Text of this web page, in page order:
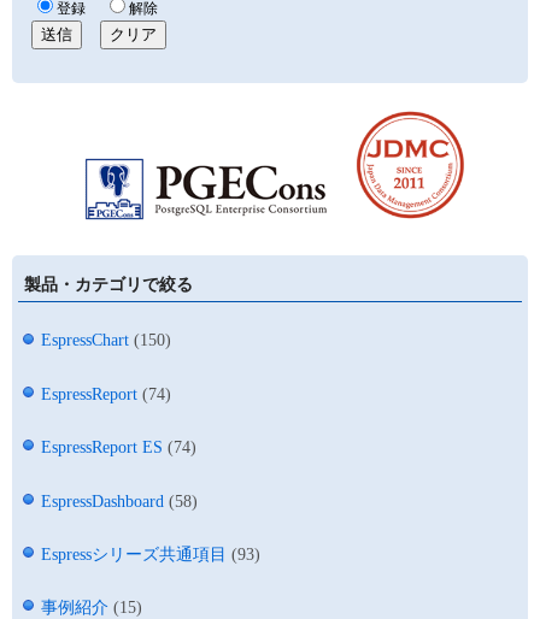
製品・カテゴリで絞る
EspressChart (150)
EspressReport (74)
EspressReport ES (74)
EspressDashboard (58)
Espressシリーズ共通項目 (93)
事例紹介 (15)